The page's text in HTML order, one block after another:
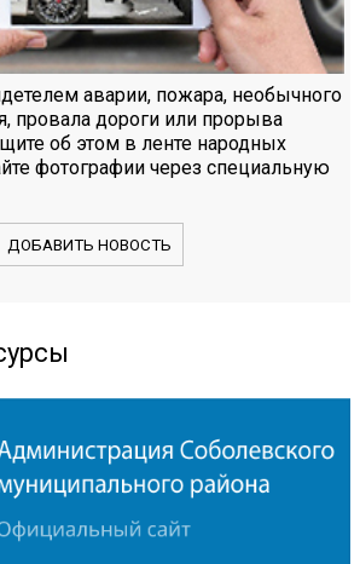
аварии, пожара, необычного
провала дороги или прорыва
об этом в ленте народных
фотографии через специальную
ДОБАВИТЬ НОВОСТЬ